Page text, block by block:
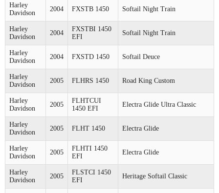
Harley
Davidson
2004 FXSTB 1450 Softail Night Train
Harley
Davidson
2004
FXSTBI 1450
EFI
Softail Night Train
Harley
Davidson
2004 FXSTD 1450 Softail Deuce
Harley
Davidson
2005 FLHRS 1450 Road King Custom
Harley
Davidson
2005
FLHTCUI
1450 EFI
Electra Glide Ultra Classic
Harley
Davidson
2005 FLHT 1450 Electra Glide
Harley
Davidson
2005
FLHTI 1450
EFI
Electra Glide
Harley
Davidson
2005
FLSTCI 1450
EFI
Heritage Softail Classic